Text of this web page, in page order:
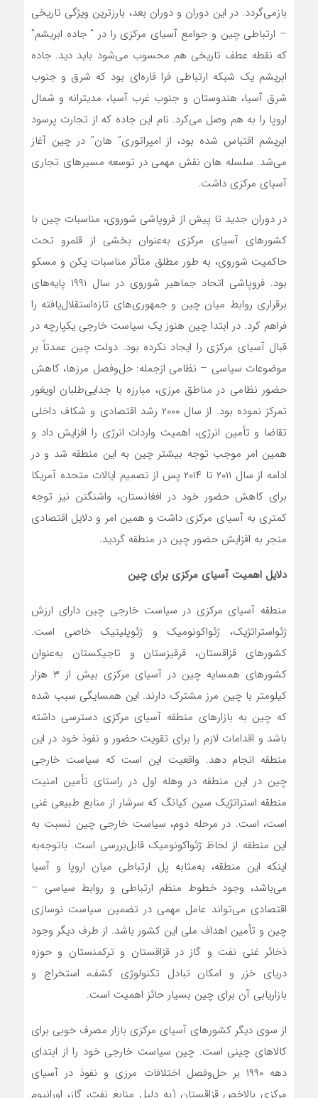
بازمی‌گردد. در این دوران و دوران بعد، بارزترین ویژگی تاریخی
– ارتباطی چین و جوامع آسیای مرکزی را در ” جاده ابریشم”
که نقطه عطف تاریخی هم محسوب می‌شود باید دید. جاده
ابریشم یک شبکه ارتباطی فرا قاره‌ای بود که شرق و جنوب
شرق آسیا، هندوستان و جنوب غرب آسیا، مدیترانه و شمال
اروپا را به هم وصل می‌کرد. نام این جاده که از تجارت پرسود
ابریشم اقتباس شده بود، از امپراتوری” هان” در چین آغاز
می‌شد. سلسله هان نقش مهمی در توسعه مسیرهای تجاری
آسیای مرکزی داشت.
در دوران جدید تا پیش از فروپاشی شوروی، مناسبات چین با
کشورهای آسیای مرکزی به‌عنوان بخشی از قلمرو تحت
حاکمیت شوروی، به طور مطلق متأثر مناسبات پکن و مسکو
بود. فروپاشی اتحاد جماهیر شوروی در سال ۱۹۹۱ پایه‌های
برقراری روابط میان چین و جمهوری‌های تازه‌استقلال‌یافته را
فراهم کرد. در ابتدا چین هنوز یک سیاست خارجی یکپارچه در
قبال آسیای مرکزی را ایجاد نکرده بود. دولت چین عمدتاً بر
موضوعات سیاسی – نظامی ازجمله: حل‌وفصل مرزها، کاهش
حضور نظامی در مناطق مرزی، مبارزه با جدایی‌طلبان اویغور
تمرکز نموده بود. از سال ۲۰۰۰ رشد اقتصادی و شکاف داخلی
تقاضا و تأمین انرژی، اهمیت واردات انرژی را افزایش داد و
همین امر موجب توجه بیشتر چین به این منطقه شد و در
ادامه از سال ۲۰۱۱ تا ۲۰۱۴ پس از تصمیم ایالات متحده آمریکا
برای کاهش حضور خود در افغانستان، واشنگتن نیز توجه
کمتری به آسیای مرکزی داشت و همین امر و دلایل اقتصادی
منجر به افزایش حضور چین در منطقه گردید.
دلایل اهمیت آسیای مرکزی برای چین
منطقه آسیای مرکزی در سیاست خارجی چین دارای ارزش
ژئواستراتژیک، ژئواکونومیک و ژئوپلیتیک خاصی است.
کشورهای قزاقستان، قرقیزستان و تاجیکستان به‌عنوان
کشورهای همسایه چین در آسیای مرکزی بیش از ۳ هزار
کیلومتر با چین مرز مشترک دارند. این همسایگی سبب شده
که چین به بازارهای منطقه آسیای مرکزی دسترسی داشته
باشد و اقدامات لازم را برای تقویت حضور و نفوذ خود در این
منطقه انجام دهد. واقعیت این است که سیاست خارجی
چین در این منطقه در وهله اول در راستای تأمین امنیت
منطقه استراتژیک سین کیانگ که سرشار از منابع طبیعی غنی
است، است. در مرحله دوم، سیاست خارجی چین نسبت به
این منطقه از لحاظ ژئواکونومیک قابل‌بررسی است. باتوجه‌به
اینکه این منطقه، به‌مثابه پل ارتباطی میان اروپا و آسیا
می‌باشد، وجود خطوط منظم ارتباطی و روابط سیاسی –
اقتصادی می‌تواند عامل مهمی در تضمین سیاست نوسازی
چین و تأمین اهداف ملی این کشور باشد. از طرف دیگر وجود
ذخائر غنی نفت و گاز در قزاقستان و ترکمنستان و حوزه
دریای خزر و امکان تبادل تکنولوژی کشف، استخراج و
بازاریابی آن برای چین بسیار حائز اهمیت است.
از سوی دیگر کشورهای آسیای مرکزی بازار مصرف خوبی برای
کالاهای چینی است. چین سیاست خارجی خود را از ابتدای
دهه ۱۹۹۰ بر حل‌وفصل اختلافات مرزی و نفوذ در آسیای
مرکزی بالاخص قزاقستان (به دلیل منابع نفت، گاز، اورانیوم